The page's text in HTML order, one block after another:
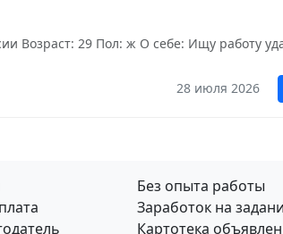
Возраст: 29 Пол: ж О себе: Ищу работу
28 июля 2026
Без опыта работы
Заработок на
Картотека